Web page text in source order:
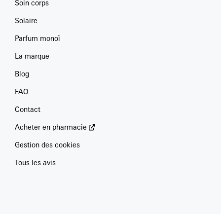
Soin corps
Solaire
Parfum monoï
La marque
Blog
FAQ
Contact
Acheter en pharmacie
Gestion des cookies
Tous les avis